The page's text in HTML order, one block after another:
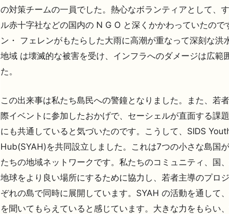
の対策チームの一員でした。熱心なボランティアとして、
ル赤十字社などの国内の N G O と深くかかわっていたので
ン・ フェレンがもたらした大雨に高潮が重なって深刻な洪
地域 は壊滅的な被害を受け、インフラへのダメージは広範
た。
この出来事は私たち島民への警鐘となりました。また、若
際イベントに参加したおかげで、セーシェルが直面する課
にも共通していると気づいたのです。こうして、SIDS
Hub(SYAH)を共同設立しました。これは7つの小さな島国
たちの地域ネットワークです。私たちのコミュニティ、国
地球をより良い場所にするために協力し、若者主導のプロ
ぞれの島で同時に展開しています。SYAH の活動を通して
を聞いてもらえていると感じています。大きな力をもらい